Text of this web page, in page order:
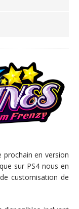
prochain en version
sur PS4 nous en
customisation de